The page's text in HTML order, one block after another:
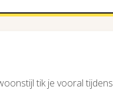
tik je vooral tijdens